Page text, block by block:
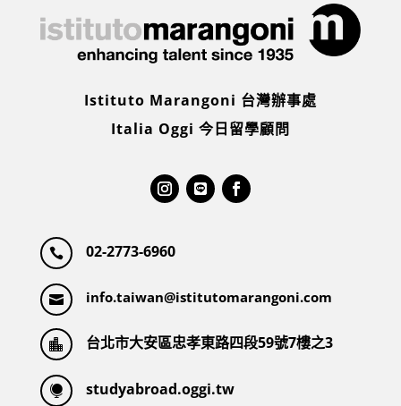
Istituto Marangoni 台灣辦事處
Italia Oggi 今日留學顧問
 02-2773-6960
 info.taiwan@istitutomarangoni.com
 台北市大安區忠孝東路四段59號7樓之3
 studyabroad.oggi.tw